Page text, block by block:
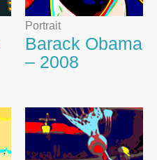
Portrait
Barack Obama
– 2008